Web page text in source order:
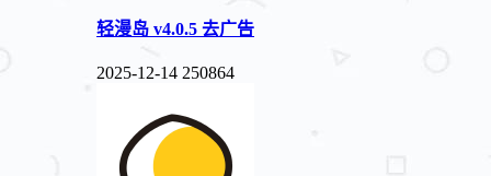
轻漫岛 v4.0.5 去广告
2025-12-14 250864